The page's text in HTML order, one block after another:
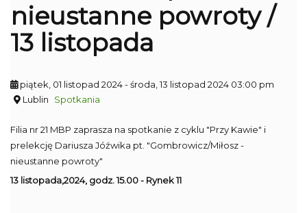
nieustanne powroty /
13 listopada
piątek, 01 listopad 2024- środa, 13 listopad 2024 03:00 pm
Lublin
Spotkania
Filia nr 21 MBP zaprasza na spotkanie z cyklu "Przy Kawie" i
prelekcję Dariusza Jóźwika pt. "Gombrowicz/Miłosz -
nieustanne powroty"
13 listopada,2024, godz. 15.00 - Rynek 11